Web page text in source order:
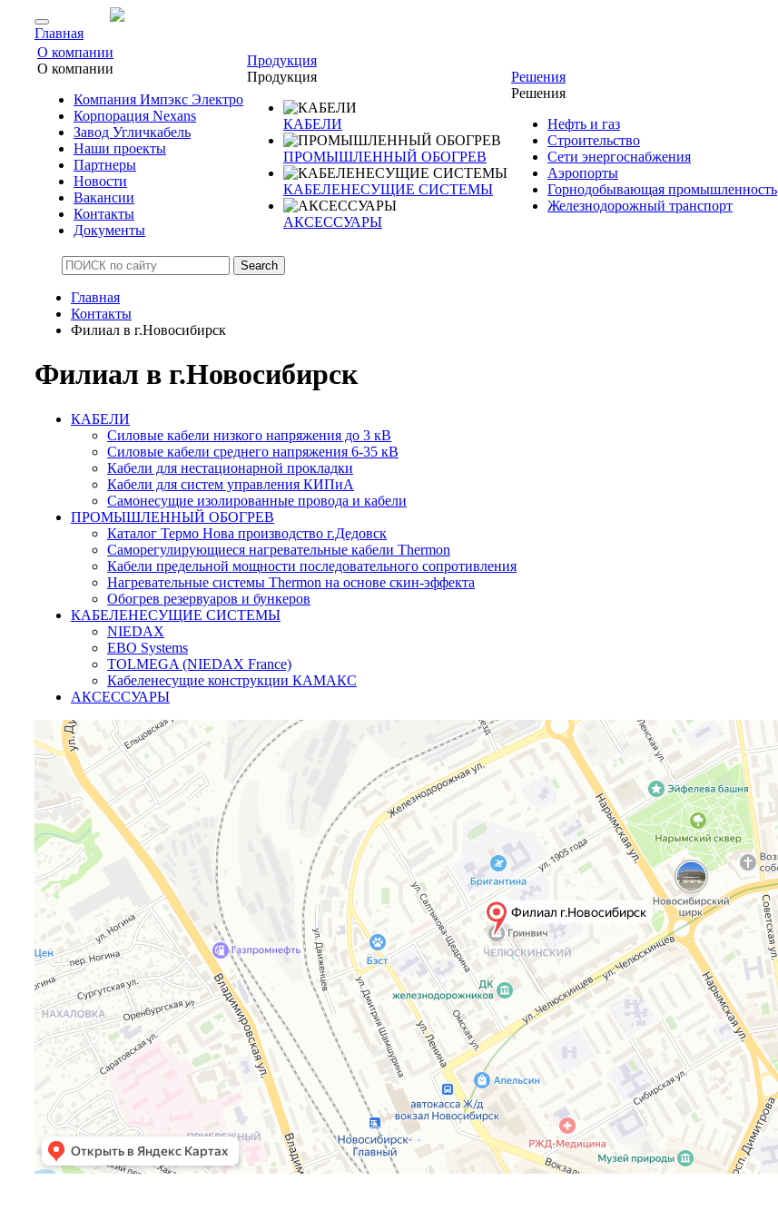
Главная
О компании
О компании
Компания Импэкс Электро
Корпорация Nexans
Завод Угличкабель
Наши проекты
Партнеры
Новости
Вакансии
Контакты
Документы
Продукция
Продукция
КАБЕЛИ
ПРОМЫШЛЕННЫЙ ОБОГРЕВ
КАБЕЛЕНЕСУЩИЕ СИСТЕМЫ
АКСЕССУАРЫ
Решения
Решения
Нефть и газ
Строительство
Сети энергоснабжения
Аэропорты
Горнодобывающая промышленность
Железнодорожный транспорт
Search
Главная
Контакты
Филиал в г.Новосибирск
Филиал в г.Новосибирск
КАБЕЛИ
Силовые кабели низкого напряжения до 3 кВ
Силовые кабели среднего напряжения 6-35 кВ
Кабели для нестационарной прокладки
Кабели для систем управления КИПиА
Самонесущие изолированные провода и кабели
ПРОМЫШЛЕННЫЙ ОБОГРЕВ
Каталог Термо Нова производство г.Дедовск
Саморегулирующиеся нагревательные кабели Thermon
Кабели предельной мощности последовательного сопротивления
Нагревательные системы Thermon на основе скин-эффекта
Обогрев резервуаров и бункеров
КАБЕЛЕНЕСУЩИЕ СИСТЕМЫ
NIEDAX
EBO Systems
TOLMEGA (NIEDAX France)
Кабеленесущие конструкции КАМАКС
АКСЕССУАРЫ